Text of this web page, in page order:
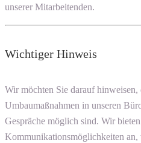
unserer Mitarbeitenden.
Wichtiger Hinweis
Wir möchten Sie darauf hinweisen,
Umbaumaßnahmen in unseren
Gespräche möglich sind. Wir
Kommunikationsmöglichkeiten an,